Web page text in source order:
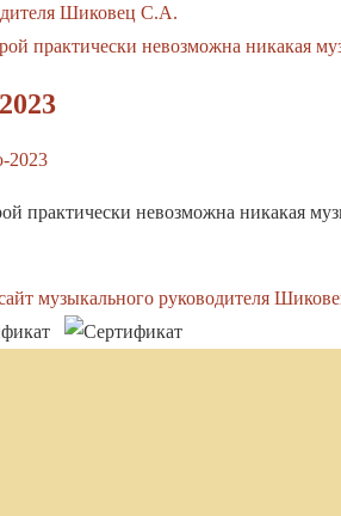
Шиковец С.А.
2023
практически невозможна никакая
музыкального руководителя